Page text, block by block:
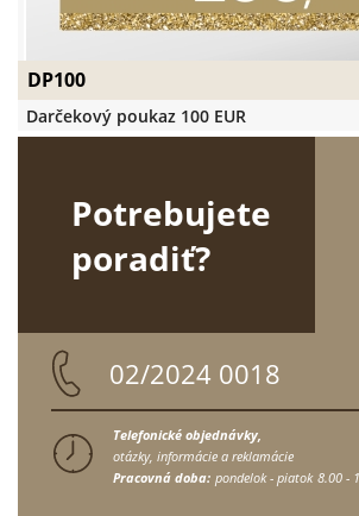
DP100
Darčekový poukaz 100 EUR
Potrebujete
poradiť?
02/2024 0018
Telefonické objednávky,
otázky, informácie a reklamácie
Pracovná doba: pondelok - piatok 8.00 -